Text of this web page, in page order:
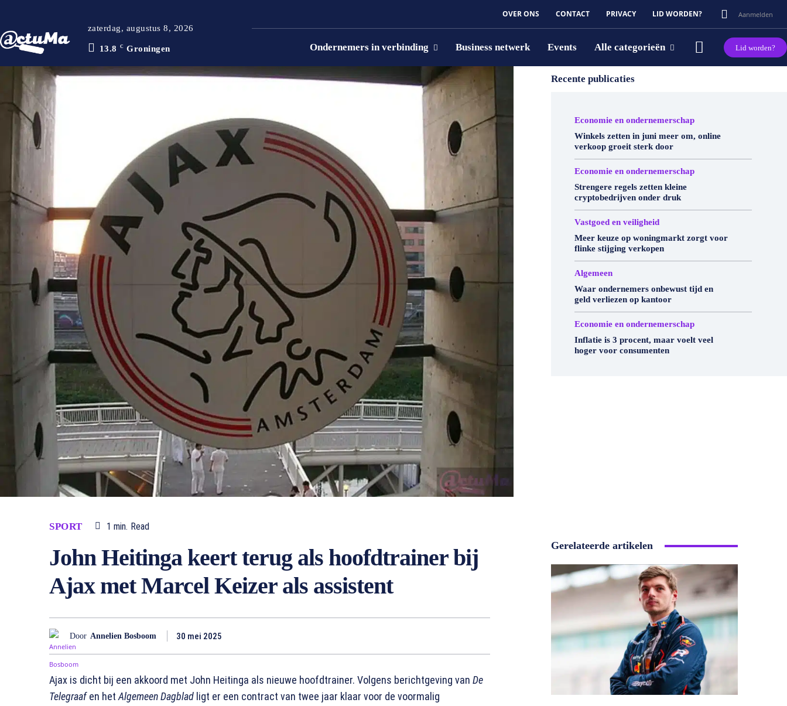
zaterdag, augustus 8, 2026
13.8 C Groningen
OVER ONS CONTACT PRIVACY LID WORDEN? Aanmelden
Ondernemers in verbinding Business netwerk Events Alle categorieën Lid worden?
SPORT 1 min. Read
John Heitinga keert terug als hoofdtrainer bij
Ajax met Marcel Keizer als assistent
Door Annelien Bosboom 30 mei 2025
Ajax is dicht bij een akkoord met John Heitinga als nieuwe hoofdtrainer. Volgens berichtgeving van De
Telegraafen het Algemeen Dagblad ligt er een contract van twee jaar klaar voor de voormalig
Recente publicaties
Economie en ondernemerschap
Winkels zetten in juni meer om, online
verkoop groeit sterk door
Economie en ondernemerschap
Strengere regels zetten kleine
cryptobedrijven onder druk
Vastgoed en veiligheid
Meer keuze op woningmarkt zorgt voor
flinke stijging verkopen
Algemeen
Waar ondernemers onbewust tijd en
geld verliezen op kantoor
Economie en ondernemerschap
Inflatie is 3 procent, maar voelt veel
hoger voor consumenten
Gerelateerde artikelen